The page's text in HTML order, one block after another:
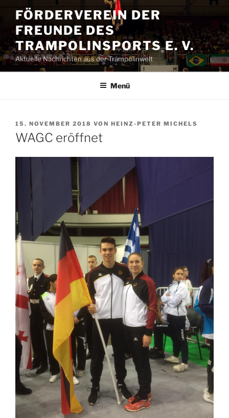
Inhalt
springen
FÖRDERVEREIN DER
FREUNDE DES
TRAMPOLINSPORTS E. V.
Aktuelle Nachrichten aus der Trampolinwelt
Menü
VERÖFFENTLICHT
AM
15. NOVEMBER 2018 VON HEINZ-PETER MICHELS
WAGC eröffnet